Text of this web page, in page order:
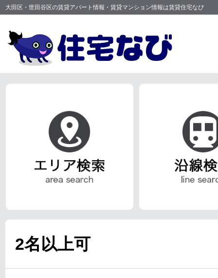
大田区・世田谷区の賃貸アパート情報・賃貸マンション情報は賃貸住宅なび
2名以上可